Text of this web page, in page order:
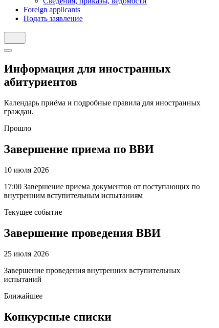
Foreign applicants
Подать заявление
Информация для иностранных
абитуриентов
Календарь приёма и подробные правила для иностранных
граждан.
Прошло
Завершение приема по ВВИ
10 июля 2026
17:00 Завершение приема документов от поступающих по
внутренним вступительным испытаниям
Текущее событие
Завершение проведения ВВИ
25 июля 2026
Завершение проведения внутренних вступительных
испытаний
Ближайшее
Конкурсные списки